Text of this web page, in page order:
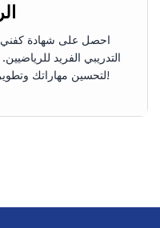
احصل على شهادة كفني
التدريبي الفريد
لتحسين مهاراتك وتطوير حياتك المهنية. أفتح حساب الأن!